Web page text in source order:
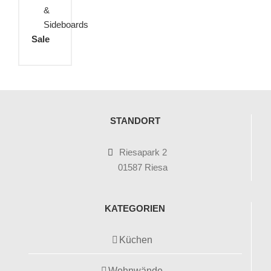
&
Sideboards
Sale
STANDORT
Riesapark 2
01587 Riesa
KATEGORIEN
Küchen